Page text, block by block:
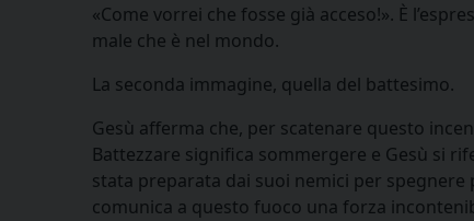
«Come vorrei che fosse già acceso!». È
male che è nel mondo.
La seconda immagine, quella del battesimo.
Gesù afferma che, per scatenare questo
Battezzare significa sommergere e Gesù si
stata preparata dai suoi nemici per
comunica a questo fuoco una forza